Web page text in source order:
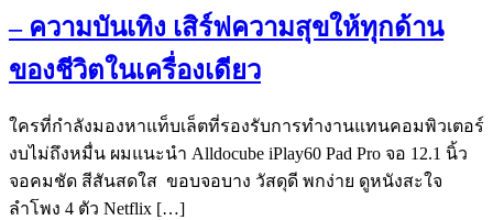
– ความบันเทิง เสิร์ฟความสุขให้ทุกด้าน
ของชีวิตในเครื่องเดียว
ใครที่กำลังมองหาแท็บเล็ตที่รองรับการทำงานแทนคอมพิวเตอร์
งบไม่ถึงหมื่น ผมแนะนำ Alldocube iPlay60 Pad Pro จอ 12.1 นิ้ว
จอคมชัด สีสันสดใส ขอบจอบาง วัสดุดี พกง่าย ดูหนังสะใจ
ลำโพง 4 ตัว Netflix […]